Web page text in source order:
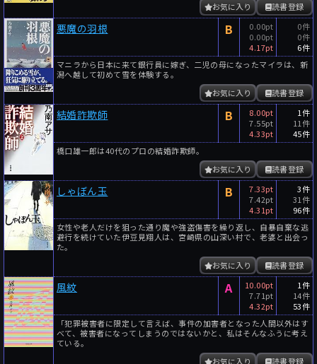
読書登録
お気に入り
悪魔の羽根 B
0.00pt
0.00pt
4.17pt
0件
0件
6件
マニラから日本に来て銀行員に嫁ぎ、二児の母になったマイラは、新
潟へ越して初めて雪を体験する。
読書登録
お気に入り
結婚詐欺師 B
8.00pt
7.55pt
4.33pt
1件
11件
45件
橋口雄一郎は40代のプロの結婚詐欺師。
読書登録
お気に入り
しゃぼん玉 B
7.33pt
7.42pt
4.31pt
3件
31件
96件
女性や老人だけを狙った通り魔や強盗傷害を繰り返し、自暴自棄な逃
避行を続けていた伊豆見翔人は、宮崎県の山深い村で、老婆と出会っ
た。
読書登録
お気に入り
風紋 A
10.00pt
7.71pt
4.32pt
1件
14件
53件
「犯罪被害者に限定して言えば、事件の加害者となった人間以外はす
べて、被害者になってしまうのではないかと、私はそんなふうに考え
ている。
読書登録
お気に入り